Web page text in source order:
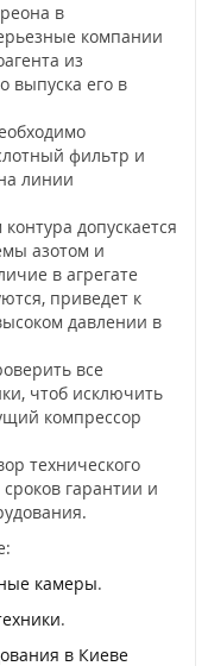
в
компании
из
выпуска его в
фильтр и
линии
допускается
азотом и
в агрегате
приведет к
давлении в
все
чтоб исключить
компрессор
технического
гарантии и
камеры.
.
в Киеве